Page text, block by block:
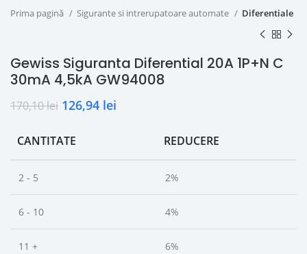
Prima pagină Sigurante si intrerupatoare automate Diferentiale
Gewiss Siguranta Diferential 20A 1P+N C
30mA 4,5kA GW94008
170,10lei 126,94 lei
CANTITATE REDUCERE
2 - 5 2%
6 - 10 4%
11 + 6%